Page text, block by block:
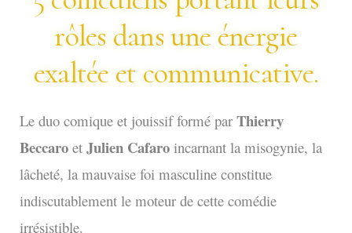
rôles dans une énergie
exaltée et communicative.
Le duo comique et jouissif formé par Thierry
Beccaro et Julien Cafaro incarnant la misogynie, la
lâcheté, la mauvaise foi masculine constitue
indiscutablement le moteur de cette comédie
irrésistible.